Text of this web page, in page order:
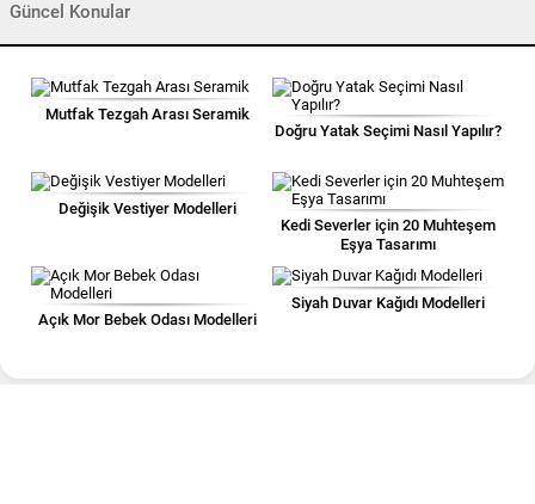
Güncel Konular
Mutfak Tezgah Arası Seramik
Doğru Yatak Seçimi Nasıl Yapılır?
Değişik Vestiyer Modelleri
Kedi Severler için 20 Muhteşem
Eşya Tasarımı
Açık Mor Bebek Odası Modelleri
Siyah Duvar Kağıdı Modelleri